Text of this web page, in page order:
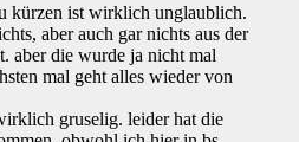
kürzen ist wirklich unglaublich.
aber auch gar nichts aus der
aber die wurde ja nicht mal
mal geht alles wieder von
gruselig. leider hat die